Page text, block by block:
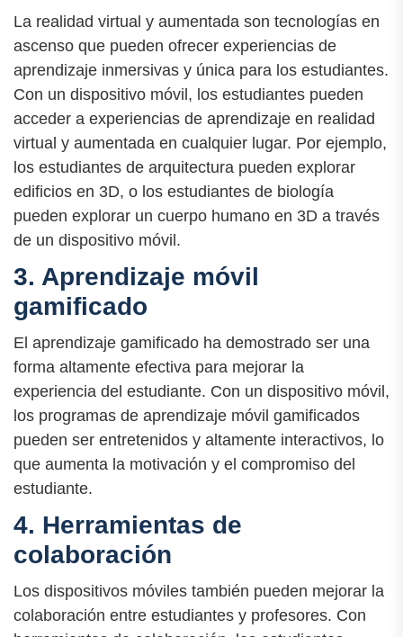
La realidad virtual y aumentada son tecnologías en
ascenso que pueden ofrecer experiencias de
aprendizaje inmersivas y única para los estudiantes.
Con un dispositivo móvil, los estudiantes pueden
acceder a experiencias de aprendizaje en realidad
virtual y aumentada en cualquier lugar. Por ejemplo,
los estudiantes de arquitectura pueden explorar
edificios en 3D, o los estudiantes de biología
pueden explorar un cuerpo humano en 3D a través
de un dispositivo móvil.
3. Aprendizaje móvil
gamificado
El aprendizaje gamificado ha demostrado ser una
forma altamente efectiva para mejorar la
experiencia del estudiante. Con un dispositivo móvil,
los programas de aprendizaje móvil gamificados
pueden ser entretenidos y altamente interactivos, lo
que aumenta la motivación y el compromiso del
estudiante.
4. Herramientas de
colaboración
Los dispositivos móviles también pueden mejorar la
colaboración entre estudiantes y profesores. Con